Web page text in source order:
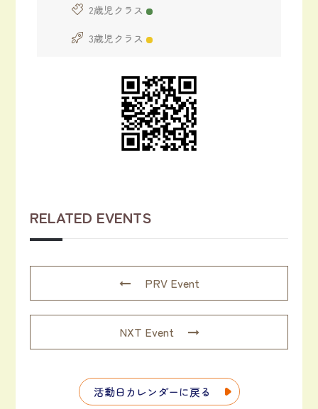
2歳児クラス
3歳児クラス
RELATED EVENTS
PRV Event
NXT Event
活動日カレンダーに戻る